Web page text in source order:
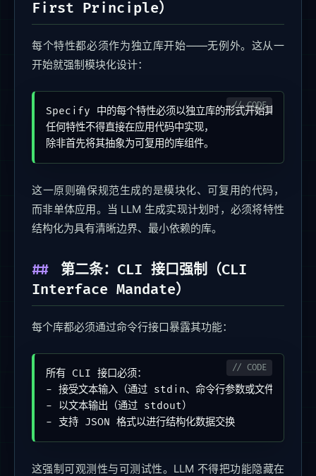
First Principle）
每个特性都必须作为独立库开始——无例外。这从一
开始就强制模块化设计：
Specify 中的每个特性必须以独立库的形式开始其存在。
任何特性不得直接在应用代码中实现，
除非首先将其抽象为可复用的库组件。
这一原则确保规范生成的是模块化、可复用的代码，
而非单体应用。当 LLM 生成实现计划时，必须将特性
结构化为具有清晰边界、最小依赖的库。
第二条：CLI 接口强制（CLI
Interface Mandate）
每个库都必须通过命令行接口暴露其功能：
所有 CLI 接口必须：
- 接受文本输入（通过 stdin、命令行参数或文件）
- 以文本输出（通过 stdout）
- 支持 JSON 格式以进行结构化数据交换
这强制可观测性与可测试性。LLM 不得把功能隐藏在